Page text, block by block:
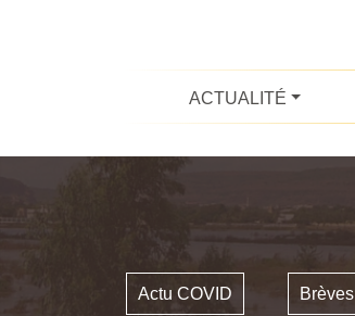
ACTUALITÉ
Actu COVID Brèves